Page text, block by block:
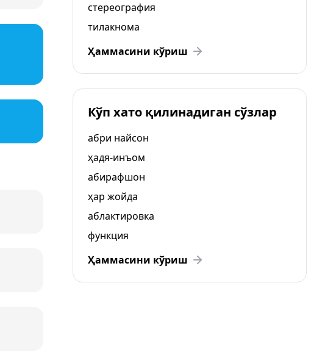
стереография
тилакнома
Ҳаммасини кўриш
Кўп хато қилинадиган сўзлар
абри найсон
ҳадя-инъом
абирафшон
ҳар жойда
аблактировка
функция
Ҳаммасини кўриш